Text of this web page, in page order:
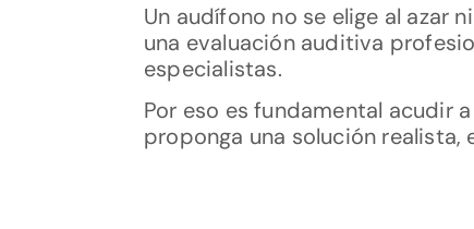
Un audífono no se elige al azar
una evaluación auditiva
especialistas.
Por eso es fundamental acudir
proponga una solución realista,